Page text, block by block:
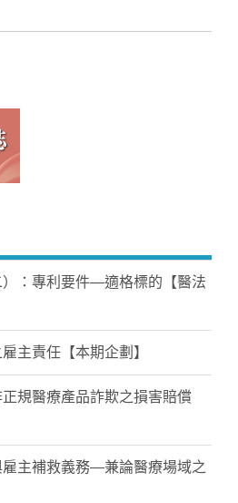
：專利要件—適格標的【醫法
主責任【本期企劃】
規醫療產品詐欺之損害賠償
主補救義務—兼論醫療場域之